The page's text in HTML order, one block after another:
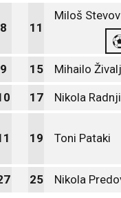
8 11
Miloš
9 15 Mihailo
17 Nikola
19 Toni Pataki
25 Nikola